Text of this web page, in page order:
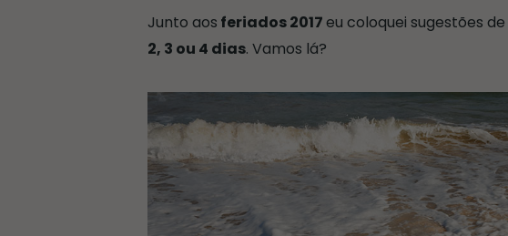
Junto aos feriados 2017eu coloquei sugestões
2, 3 ou 4 dias. Vamos lá?